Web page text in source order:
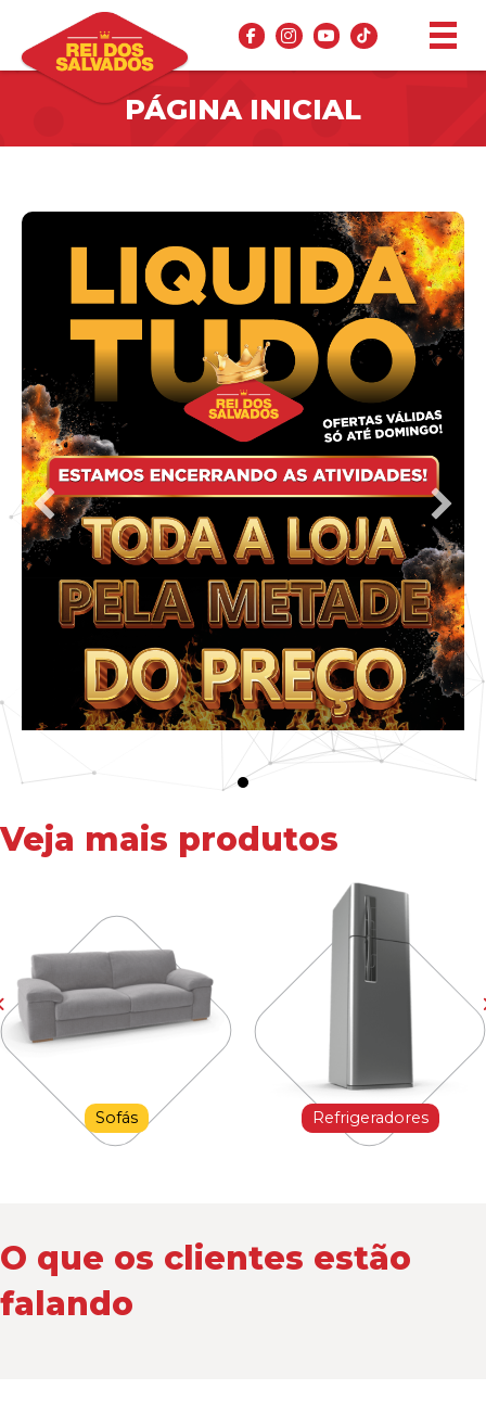
PÁGINA INICIAL
Veja mais produtos
Sofás Refrigeradores
O que os clientes estão
falando